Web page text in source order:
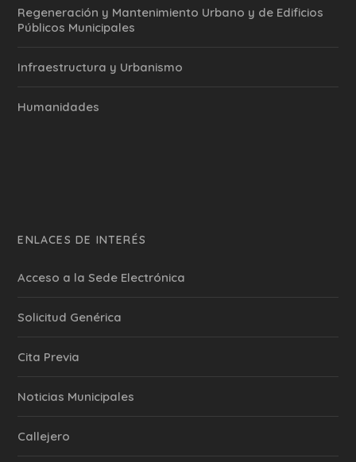
Regeneración y Mantenimiento Urbano y de Edificios
Públicos Municipales
Infraestructura y Urbanismo
Humanidades
ENLACES DE INTERÉS
Acceso a la Sede Electrónica
Solicitud Genérica
Cita Previa
‎Noticias Municipales
Callejero